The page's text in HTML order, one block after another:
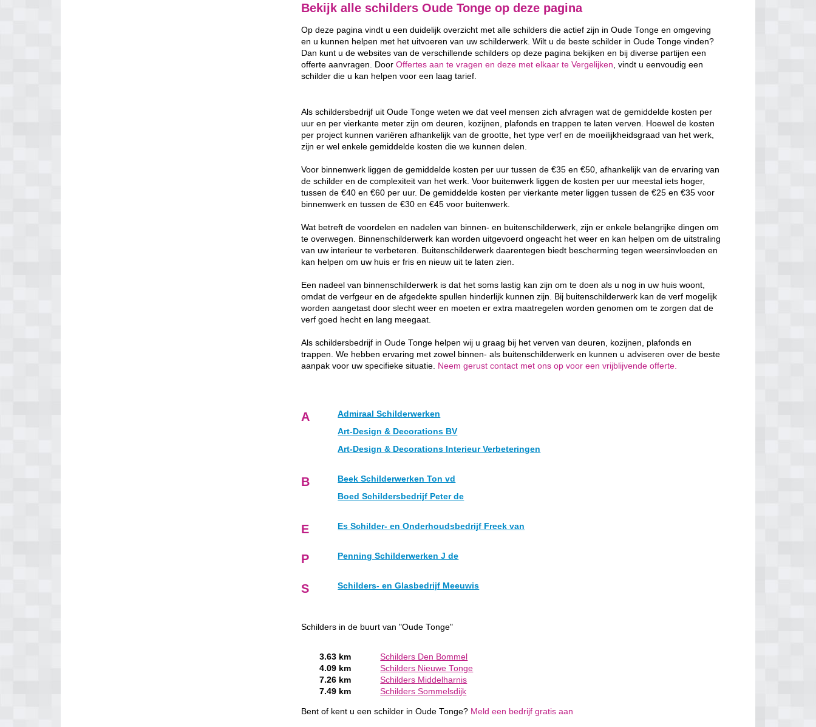
Bekijk alle schilders Oude Tonge op deze pagina
Op deze pagina vindt u een duidelijk overzicht met alle schilders die actief zijn in Oude Tonge en omgeving
en u kunnen helpen met het uitvoeren van uw schilderwerk. Wilt u de beste schilder in Oude Tonge vinden?
Dan kunt u de websites van de verschillende schilders op deze pagina bekijken en bij diverse partijen een
offerte aanvragen. DoorOffertes aan te vragen en deze met elkaar te Vergelijken, vindt u eenvoudig een
schilder die u kan helpen voor een laag tarief.
Als schildersbedrijf uit Oude Tonge weten we dat veel mensen zich afvragen wat de gemiddelde kosten per
uur en per vierkante meter zijn om deuren, kozijnen, plafonds en trappen te laten verven. Hoewel de kosten
per project kunnen variëren afhankelijk van de grootte, het type verf en de moeilijkheidsgraad van het werk,
zijn er wel enkele gemiddelde kosten die we kunnen delen.
Voor binnenwerk liggen de gemiddelde kosten per uur tussen de €35 en €50, afhankelijk van de ervaring van
de schilder en de complexiteit van het werk. Voor buitenwerk liggen de kosten per uur meestal iets hoger,
tussen de €40 en €60 per uur. De gemiddelde kosten per vierkante meter liggen tussen de €25 en €35 voor
binnenwerk en tussen de €30 en €45 voor buitenwerk.
Wat betreft de voordelen en nadelen van binnen- en buitenschilderwerk, zijn er enkele belangrijke dingen om
te overwegen. Binnenschilderwerk kan worden uitgevoerd ongeacht het weer en kan helpen om de uitstraling
van uw interieur te verbeteren. Buitenschilderwerk daarentegen biedt bescherming tegen weersinvloeden en
kan helpen om uw huis er fris en nieuw uit te laten zien.
Een nadeel van binnenschilderwerk is dat het soms lastig kan zijn om te doen als u nog in uw huis woont,
omdat de verfgeur en de afgedekte spullen hinderlijk kunnen zijn. Bij buitenschilderwerk kan de verf mogelijk
worden aangetast door slecht weer en moeten er extra maatregelen worden genomen om te zorgen dat de
verf goed hecht en lang meegaat.
Als schildersbedrijf in Oude Tonge helpen wij u graag bij het verven van deuren, kozijnen, plafonds en
trappen. We hebben ervaring met zowel binnen- als buitenschilderwerk en kunnen u adviseren over de beste
aanpak voor uw specifieke situatie. Neem gerust contact met ons op voor een vrijblijvende offerte.
A
Admiraal Schilderwerken
Art-Design & Decorations BV
Art-Design & Decorations Interieur Verbeteringen
B
Beek Schilderwerken Ton vd
Boed Schildersbedrijf Peter de
E Es Schilder- en Onderhoudsbedrijf Freek van
P Penning Schilderwerken J de
S Schilders- en Glasbedrijf Meeuwis
Schilders in de buurt van "Oude Tonge"
3.63 km
Schilders Den Bommel
4.09 km
Schilders Nieuwe Tonge
7.26 km
Schilders Middelharnis
7.49 km
Schilders Sommelsdijk
Bent of kent u een schilder in Oude Tonge? Meld een bedrijf gratis aan